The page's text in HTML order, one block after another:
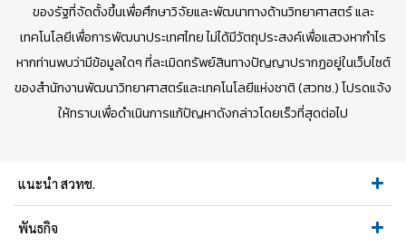
ของรัฐที่จัดตั้งขึ้นเพื่อศึกษาวิจัยและพัฒนาทางด้านวิทยาศาสตร์ และ
เทคโนโลยีเพื่อการพัฒนาประเทศไทย ไม่ได้มีวัตถุประสงค์เพื่อแสวงหากำไร
หากท่านพบว่ามีข้อมูลใดๆ ที่ละเมิดทรัพย์สินทางปัญญาปรากฏอยู่ในเว็บไซต์
ของสำนักงานพัฒนาวิทยาศาสตร์และเทคโนโลยีแห่งชาติ (สวทช.) โปรดแจ้ง
ให้ทราบเพื่อดำเนินการแก้ปัญหาดังกล่าวโดยเร็วที่สุดต่อไป
แนะนำ สวทช.
พันธกิจ